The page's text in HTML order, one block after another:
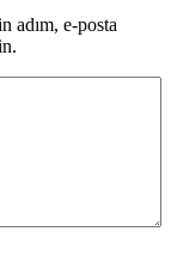
adım, e-posta